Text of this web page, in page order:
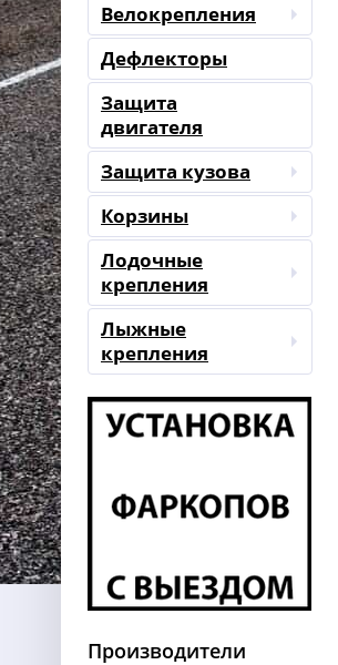
Велокрепления
Дефлекторы
Защита
двигателя
Защита кузова
Корзины
Лодочные
крепления
Лыжные
крепления
Производители